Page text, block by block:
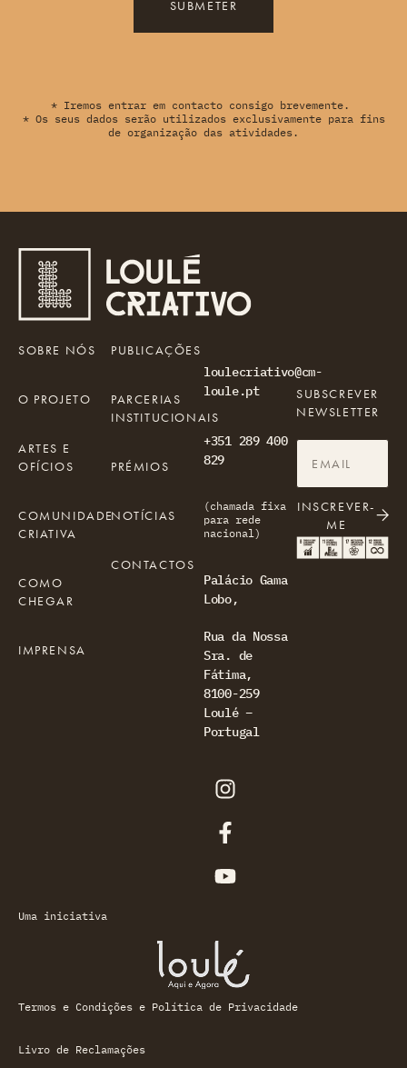
SUBMETER
* Iremos entrar em contacto consigo brevemente.
* Os seus dados serão utilizados exclusivamente para fins
de organização das atividades.
loulecriativo@cm-
loule.pt
+351 289 400
829
(chamada fixa
para rede
nacional)
Palácio Gama
Lobo,
Rua da Nossa
Sra. de
Fátima,
8100-259
Loulé –
Portugal
SOBRE NÓS
O PROJETO
ARTES E
OFÍCIOS
COMUNIDADE
CRIATIVA
COMO
CHEGAR
IMPRENSA
PUBLICAÇÕES
PARCERIAS
INSTITUCIONAIS
PRÉMIOS
NOTÍCIAS
CONTACTOS
SUBSCREVER
NEWSLETTER
INSCREVER-
ME
Uma iniciativa
Termos e Condições e Política de Privacidade
Livro de Reclamações